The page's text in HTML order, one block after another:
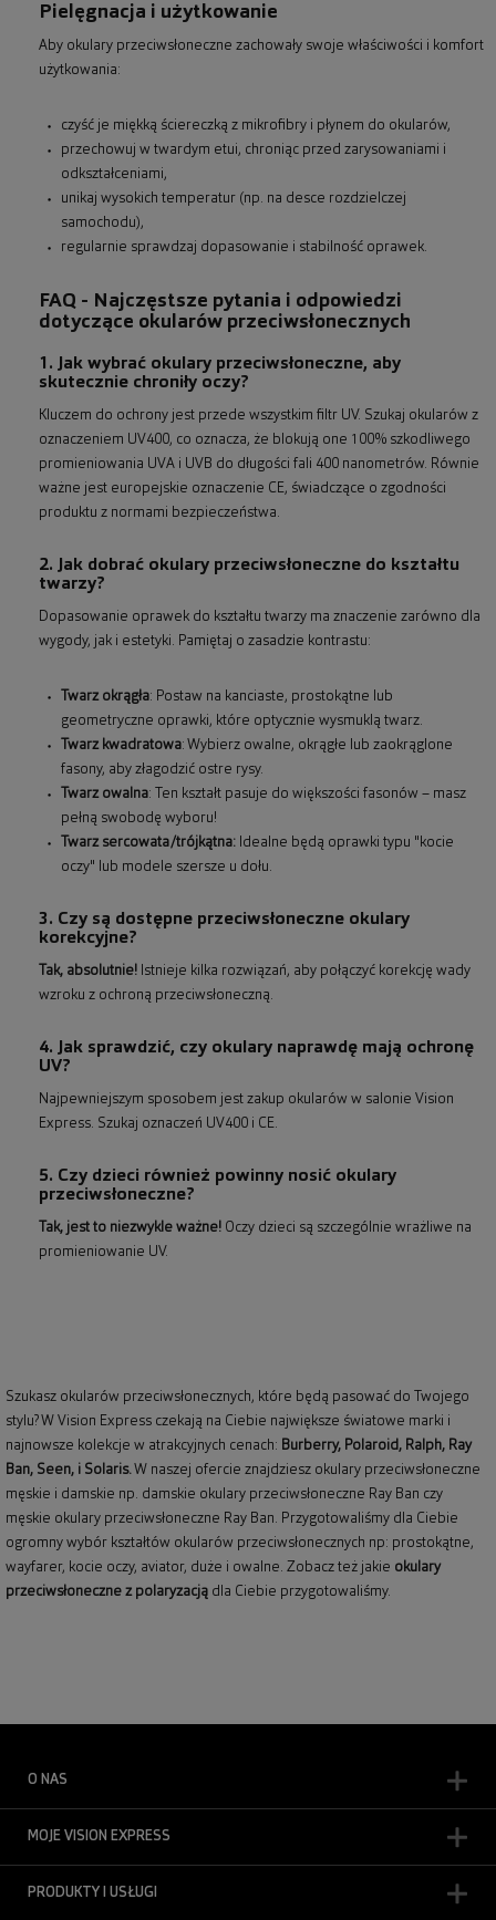
Pielęgnacja i użytkowanie
Aby okulary przeciwsłoneczne zachowały swoje właściwości i komfort
użytkowania:
czyść je miękką ściereczką z mikrofibry i płynem do okularów,
przechowuj w twardym etui, chroniąc przed zarysowaniami i
odkształceniami,
unikaj wysokich temperatur (np. na desce rozdzielczej
samochodu),
regularnie sprawdzaj dopasowanie i stabilność oprawek.
FAQ - Najczęstsze pytania i odpowiedzi
dotyczące okularów przeciwsłonecznych
1. Jak wybrać okulary przeciwsłoneczne, aby
skutecznie chroniły oczy?
Kluczem do ochrony jest przede wszystkim filtr UV. Szukaj okularów z
oznaczeniem UV400, co oznacza, że blokują one 100% szkodliwego
promieniowania UVA i UVB do długości fali 400 nanometrów. Równie
ważne jest europejskie oznaczenie CE, świadczące o zgodności
produktu z normami bezpieczeństwa.
2. Jak dobrać okulary przeciwsłoneczne do kształtu
twarzy?
Dopasowanie oprawek do kształtu twarzy ma znaczenie zarówno dla
wygody, jak i estetyki. Pamiętaj o zasadzie kontrastu:
Twarz okrągła: Postaw na kanciaste, prostokątne lub
geometryczne oprawki, które optycznie wysmuklą twarz.
Twarz kwadratowa: Wybierz owalne, okrągłe lub zaokrąglone
fasony, aby złagodzić ostre rysy.
Twarz owalna: Ten kształt pasuje do większości fasonów – masz
pełną swobodę wyboru!
Twarz sercowata/trójkątna: Idealne będą oprawki typu "kocie
oczy" lub modele szersze u dołu.
3. Czy są dostępne przeciwsłoneczne okulary
korekcyjne?
Tak, absolutnie! Istnieje kilka rozwiązań, aby połączyć korekcję wady
wzroku z ochroną przeciwsłoneczną.
4. Jak sprawdzić, czy okulary naprawdę mają ochronę
UV?
Najpewniejszym sposobem jest zakup okularów w salonie Vision
Express. Szukaj oznaczeń UV400 i CE.
5. Czy dzieci również powinny nosić okulary
przeciwsłoneczne?
Tak, jest to niezwykle ważne! Oczy dzieci są szczególnie wrażliwe na
promieniowanie UV.
Szukasz okularów przeciwsłonecznych, które będą pasować do Twojego
stylu? W Vision Express czekają na Ciebie największe światowe marki i
najnowsze kolekcje w atrakcyjnych cenach: Burberry, Polaroid , Ralph, Ray
Ban, Seen, i Solaris. W naszej ofercie znajdziesz okulary przeciwsłoneczne
męskie i damskie np. damskie okulary przeciwsłoneczne Ray Ban czy
męskie okulary przeciwsłoneczne Ray Ban . Przygotowaliśmy dla Ciebie
ogromny wybór kształtów okularów przeciwsłonecznych np: prostokątne,
wayfarer, kocie oczy, aviator, duże i owalne. Zobacz też jakie okulary
przeciwsłoneczne z polaryzacją dla Ciebie przygotowaliśmy.
O NAS
MOJE VISION EXPRESS
PRODUKTY I USŁUGI